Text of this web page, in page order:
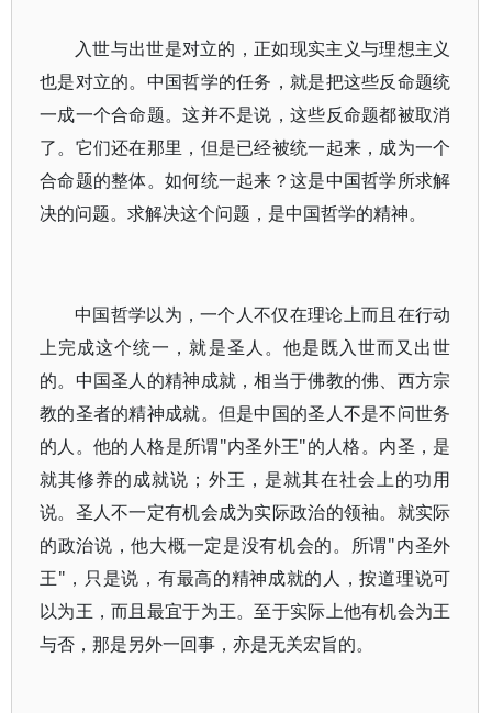
入世与出世是对立的，正如现实主义与理想主义
也是对立的。中国哲学的任务，就是把这些反命题统
一成一个合命题。这并不是说，这些反命题都被取消
了。它们还在那里，但是已经被统一起来，成为一个
合命题的整体。如何统一起来？这是中国哲学所求解
决的问题。求解决这个问题，是中国哲学的精神。
中国哲学以为，一个人不仅在理论上而且在行动
上完成这个统一，就是圣人。他是既入世而又出世
的。中国圣人的精神成就，相当于佛教的佛、西方宗
教的圣者的精神成就。但是中国的圣人不是不问世务
的人。他的人格是所谓"内圣外王"的人格。内圣，是
就其修养的成就说；外王，是就其在社会上的功用
说。圣人不一定有机会成为实际政治的领袖。就实际
的政治说，他大概一定是没有机会的。所谓"内圣外
王"，只是说，有最高的精神成就的人，按道理说可
以为王，而且最宜于为王。至于实际上他有机会为王
与否，那是另外一回事，亦是无关宏旨的。